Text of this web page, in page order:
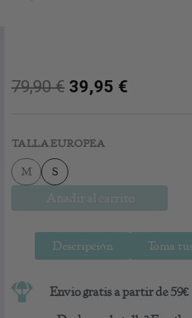
79,90€ 39,95 €
TALLA EUROPEA
M S
de
Lentejuelas
Sicilia
cantidadAñadir al carrito
Descripción Toma
Envio gratis a partir de 59€